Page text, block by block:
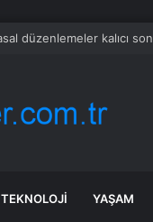
TEKNOLOJI YAŞAM